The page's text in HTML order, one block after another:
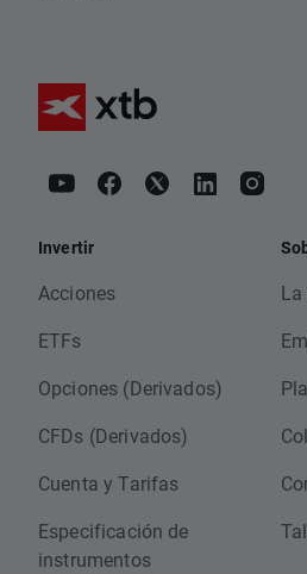
Invertir
Acciones
ETFs
Opciones (Derivados)
CFDs (Derivados)
Cuenta y Tarifas
Especificación de
instrumentos
La